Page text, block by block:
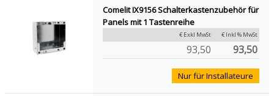
Comelit IX9156 Schalterkastenzubehör für
Panels mit 1 Tastenreihe
€ Exkl MwSt € Inkl % MwSt
93,50 93,50
Nur für Installateure